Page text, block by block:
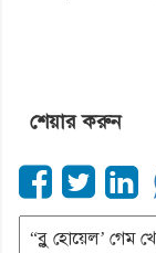
শেয়ার করুন